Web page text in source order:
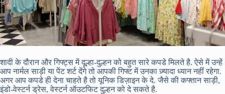
शादी के दौरान और गिफ्ट्स में दूल्हा-दुल्हन को बहुत सारे कपडे मिलते है. ऐसे में उन्हें
आप नार्मल साड़ी या पेंट शर्ट देंगे तो आपकी गिफ्ट में उनका ज़्यादा ध्यान नहीं रहेगा.
अगर आप कपडे ही देना चाहते है तो यूनिक डिज़ाइन के दे. जैसे की कफ्तान साड़ी,
इंडो-वेस्टर्न ड्रेस, वेस्टर्न ऑउटफिट दुल्हन को दे सकते है.